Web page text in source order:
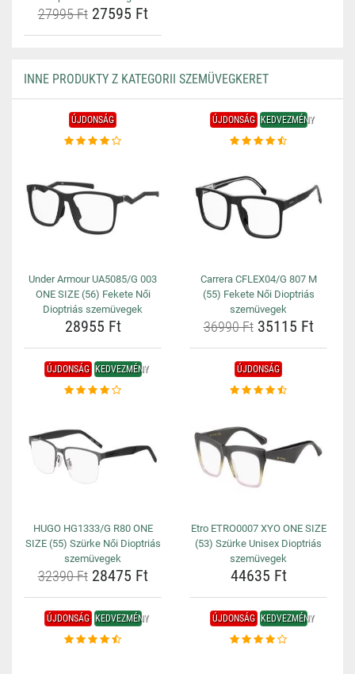
27995 Ft27595 Ft
INNE PRODUKTY Z KATEGORII SZEMÜVEGKERET
ÚJDONSÁG
Under Armour UA5085/G 003
ONE SIZE (56) Fekete Női
Dioptriás szemüvegek
28955 Ft
ÚJDONSÁG KEDVEZMÉNY
Carrera CFLEX04/G 807 M
(55) Fekete Női Dioptriás
szemüvegek
36990 Ft35115 Ft
ÚJDONSÁG KEDVEZMÉNY
HUGO HG1333/G R80 ONE
SIZE (55) Szürke Női Dioptriás
szemüvegek
32390 Ft28475 Ft
ÚJDONSÁG
Etro ETRO0007 XYO ONE SIZE
(53) Szürke Unisex Dioptriás
szemüvegek
44635 Ft
ÚJDONSÁG KEDVEZMÉNY ÚJDONSÁG KEDVEZMÉNY